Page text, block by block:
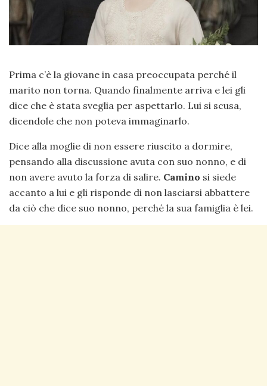
Prima c’è la giovane in casa preoccupata perché il
marito non torna. Quando finalmente arriva e lei gli
dice che è stata sveglia per aspettarlo. Lui si scusa,
dicendole che non poteva immaginarlo.
Dice alla moglie di non essere riuscito a dormire,
pensando alla discussione avuta con suo nonno, e di
non avere avuto la forza di salire. Camino si siede
accanto a lui e gli risponde di non lasciarsi abbattere
da ciò che dice suo nonno, perché la sua famiglia è lei.